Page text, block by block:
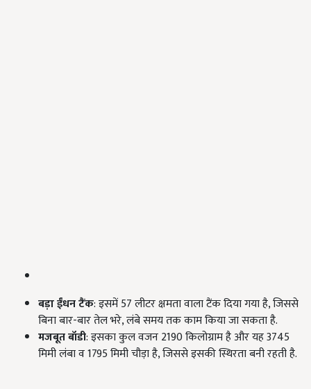
बड़ा ईंधन टैंक: इसमें 57 लीटर क्षमता वाला टैंक दिया गया है, जिससे
बिना बार-बार तेल भरे, लंबे समय तक काम किया जा सकता है.
मजबूत बॉडी: इसका कुल वजन 2190 किलोग्राम है और यह 3745
मिमी लंबा व 1795 मिमी चौड़ा है, जिससे इसकी स्थिरता बनी रहती है.